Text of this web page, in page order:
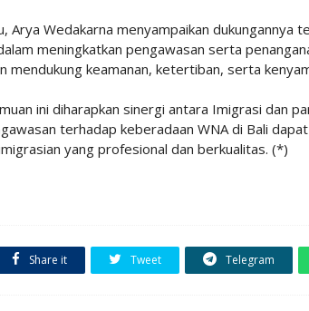
Arya Wedakarna menyampaikan dukungannya
meningkatkan pengawasan serta
mendukung keamanan, ketertiban, serta
ini diharapkan sinergi antara Imigrasi dan
terhadap keberadaan WNA di Bali
yang profesional dan berkualitas. (*)
Share it Tweet Telegram